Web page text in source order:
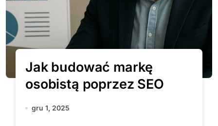
Jak budować markę
osobistą poprzez SEO
gru 1, 2025